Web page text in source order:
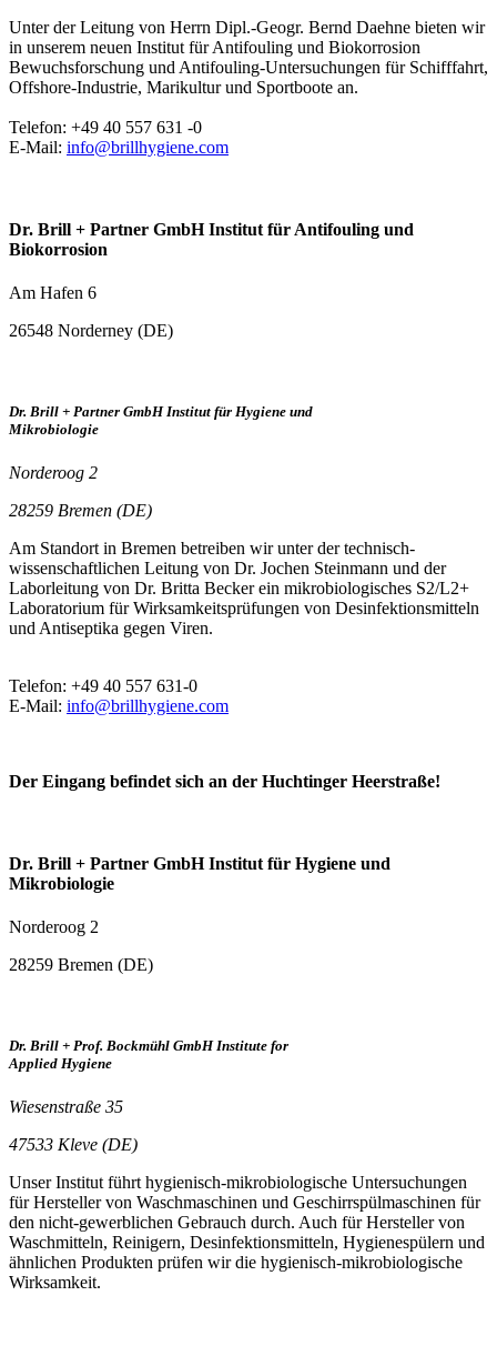
Unter der Leitung von Herrn Dipl.-Geogr. Bernd Daehne bieten wir
in unserem neuen Institut für Antifouling und Biokorrosion
Bewuchsforschung und Antifouling-Untersuchungen für Schifffahrt,
Offshore-Industrie, Marikultur und Sportboote an.
Telefon: +49 40 557 631 -0
E-Mail: info@brillhygiene.com
Dr. Brill + Partner GmbH Institut für Antifouling und
Biokorrosion
Am Hafen 6
26548 Norderney (DE)
Dr. Brill + Partner GmbH Institut für Hygiene und
Mikrobiologie
Norderoog 2
28259 Bremen (DE)
Am Standort in Bremen betreiben wir unter der technisch-
wissenschaftlichen Leitung von Dr. Jochen Steinmann und der
Laborleitung von Dr. Britta Becker ein mikrobiologisches S2/L2+
Laboratorium für Wirksamkeitsprüfungen von Desinfektionsmitteln
und Antiseptika gegen Viren.
Telefon: +49 40 557 631-0
E-Mail: info@brillhygiene.com
Der Eingang befindet sich an der Huchtinger Heerstraße!
Dr. Brill + Partner GmbH Institut für Hygiene und
Mikrobiologie
Norderoog 2
28259 Bremen (DE)
Dr. Brill + Prof. Bockmühl GmbH Institute for
Applied Hygiene
Wiesenstraße 35
47533 Kleve (DE)
Unser Institut führt hygienisch-mikrobiologische Untersuchungen
für Hersteller von Waschmaschinen und Geschirrspülmaschinen für
den nicht-gewerblichen Gebrauch durch. Auch für Hersteller von
Waschmitteln, Reinigern, Desinfektionsmitteln, Hygienespülern und
ähnlichen Produkten prüfen wir die hygienisch-mikrobiologische
Wirksamkeit.